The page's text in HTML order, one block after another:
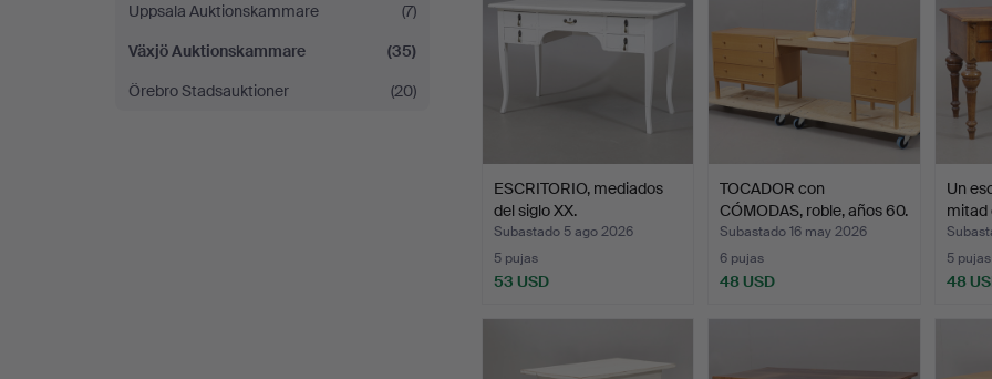
Uppsala Auktionskammare
(7)
Växjö Auktionskammare
(35)
Örebro Stadsauktioner
(20)
ESCRITORIO, mediados
del siglo XX.
Subastado 5 ago 2026
5 pujas
53 USD
TOCADOR con
CÓMODAS, roble, años 60.
Subastado 16 may 2026
6 pujas
48 USD
Un
mitad
5 pujas
48